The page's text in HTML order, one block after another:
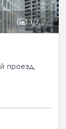
1 7
проезд,